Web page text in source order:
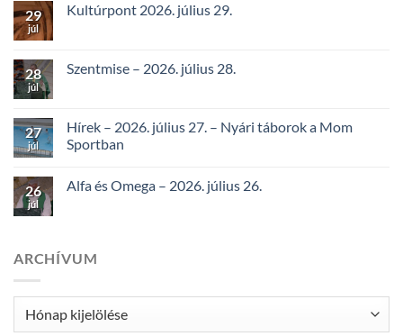
29
júl
Kultúrpont 2026. július 29.
28
júl
Szentmise – 2026. július 28.
27
júl
Hírek – 2026. július 27. – Nyári táborok a Mom
Sportban
26
júl
Alfa és Omega – 2026. július 26.
ARCHÍVUM
Archívum